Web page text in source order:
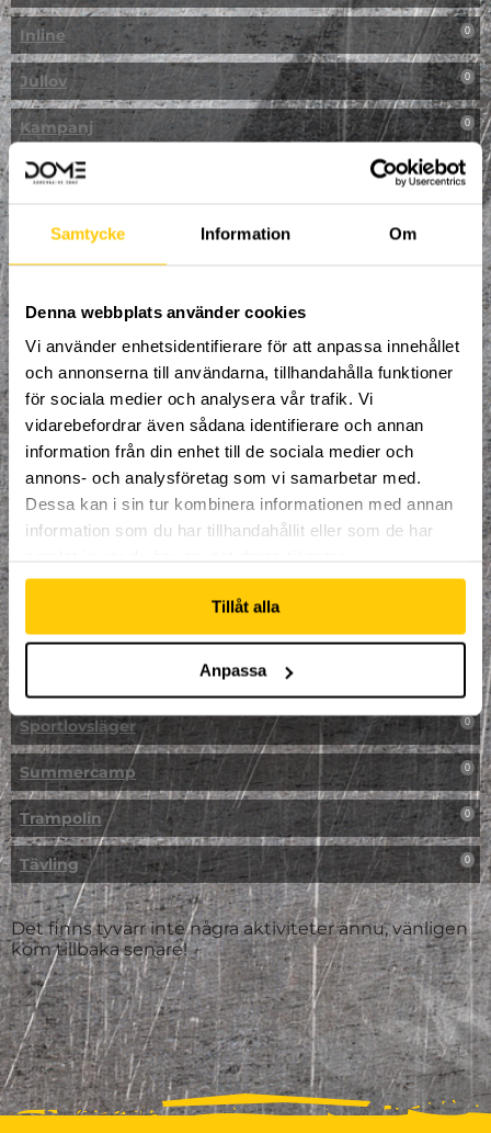
Samtycke Information Om
Denna webbplats använder cookies
Vi använder enhetsidentifierare för att anpassa innehållet
och annonserna till användarna, tillhandahålla funktioner
för sociala medier och analysera vår trafik. Vi
vidarebefordrar även sådana identifierare och annan
information från din enhet till de sociala medier och
annons- och analysföretag som vi samarbetar med.
Dessa kan i sin tur kombinera informationen med annan
information som du har tillhandahållit eller som de har
Tillåt alla
Anpassa
Inline 0
Jullov 0
Kampanj 0
Kickbike 0
Klättring
LAN
Multisport
Mässa
NPF-Träning
Parkour
Påsk på Dome
Påsklovsläger 0
Skateboard 0
Sportlovsläger 0
Summercamp 0
Trampolin 0
Tävling 0
Det finns tyvärr inte några aktiviteter ännu, vänligen
kom tillbaka senare!